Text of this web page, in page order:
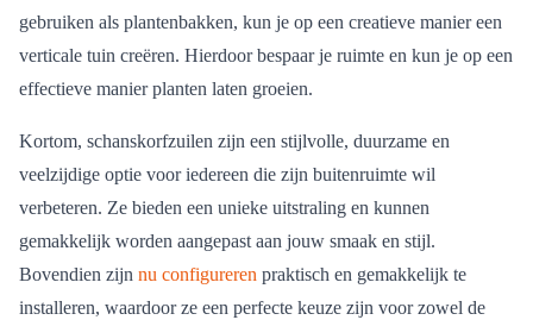
gebruiken als plantenbakken, kun je op een creatieve manier een
verticale tuin creëren. Hierdoor bespaar je ruimte en kun je op een
effectieve manier planten laten groeien.
Kortom, schanskorfzuilen zijn een stijlvolle, duurzame en
veelzijdige optie voor iedereen die zijn buitenruimte wil
verbeteren. Ze bieden een unieke uitstraling en kunnen
gemakkelijk worden aangepast aan jouw smaak en stijl.
Bovendien zijn nu configureren praktisch en gemakkelijk te
installeren, waardoor ze een perfecte keuze zijn voor zowel de